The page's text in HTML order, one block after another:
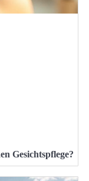
Gesichtspflege?